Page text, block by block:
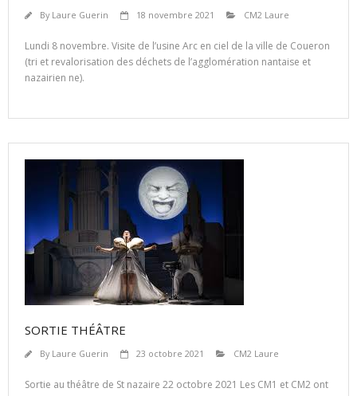
By Laure Guerin 18 novembre 2021 CM2 Laure
Lundi 8 novembre. Visite de l’usine Arc en ciel de la ville de Coueron
(tri et revalorisation des déchets de l’agglomération nantaise et
nazairien ne).
SORTIE THÉÂTRE
By Laure Guerin 23 octobre 2021 CM2 Laure
Sortie au théâtre de St nazaire 22 octobre 2021 Les CM1 et CM2 ont